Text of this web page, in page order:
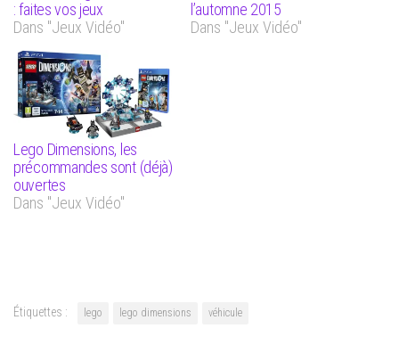
: faites vos jeux
Dans "Jeux Vidéo"
l’automne 2015
Dans "Jeux Vidéo"
Lego Dimensions, les
précommandes sont (déjà)
ouvertes
Dans "Jeux Vidéo"
Étiquettes : lego lego dimensions véhicule